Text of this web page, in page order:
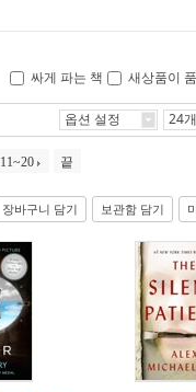
싸게 파는 책 새상품이
옵션 설정 24개
11~20 끝
장바구니 담기 보관함 담기